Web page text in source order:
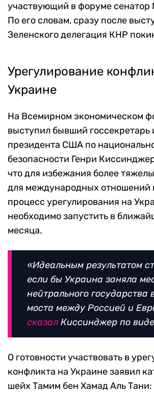
участвующий в форуме сенатор
По его словам, сразу после
Зеленского делегация КНР
Урегулирование
Украине
На Всемирном экономическом
выступил бывший госсекретарь
президента США по
безопасности Генри
что для избежания более
для международных отношений
процесс урегулирования на
необходимо запустить в
месяца.
«Идеальным результатом
если бы Украина заняла
нейтрального государства
моста между Россией и
сказал Киссинджер по
О готовности участвовать в
конфликта на Украине заявил
шейх Тамим бен Хамад Аль